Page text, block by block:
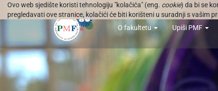
Ovo web sjedište koristi tehnologiju "kolačića" (eng. cookie) da bi se
pregledavati ove stranice, kolačići će biti korišteni u suradnji s vašim
O fakultetu
Upiši PMF